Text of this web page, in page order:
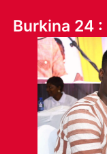
Burkina 24